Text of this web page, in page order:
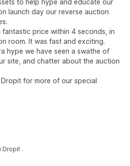
to help hype and educate our
launch day our reverse auction
price within 4 seconds, in
room. It was fast and exciting.
hype we have seen a swathe of
site, and chatter about the auction
for more of our special
Dropit .